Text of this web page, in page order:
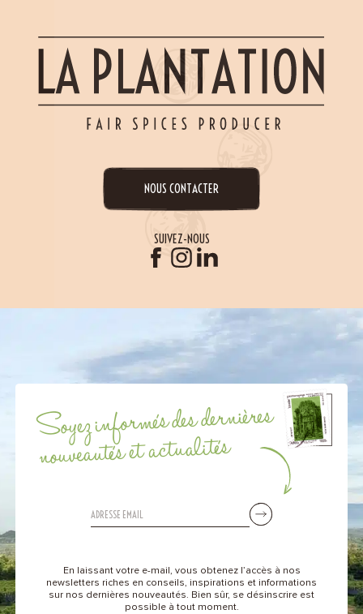
NOUS CONTACTER
SUIVEZ-NOUS
Soyez informés des dernières
nouveautés et actualités
En laissant votre e-mail, vous obtenez l’accès à nos
newsletters riches en conseils, inspirations et informations
sur nos dernières nouveautés. Bien sûr, se désinscrire est
possible à tout moment.